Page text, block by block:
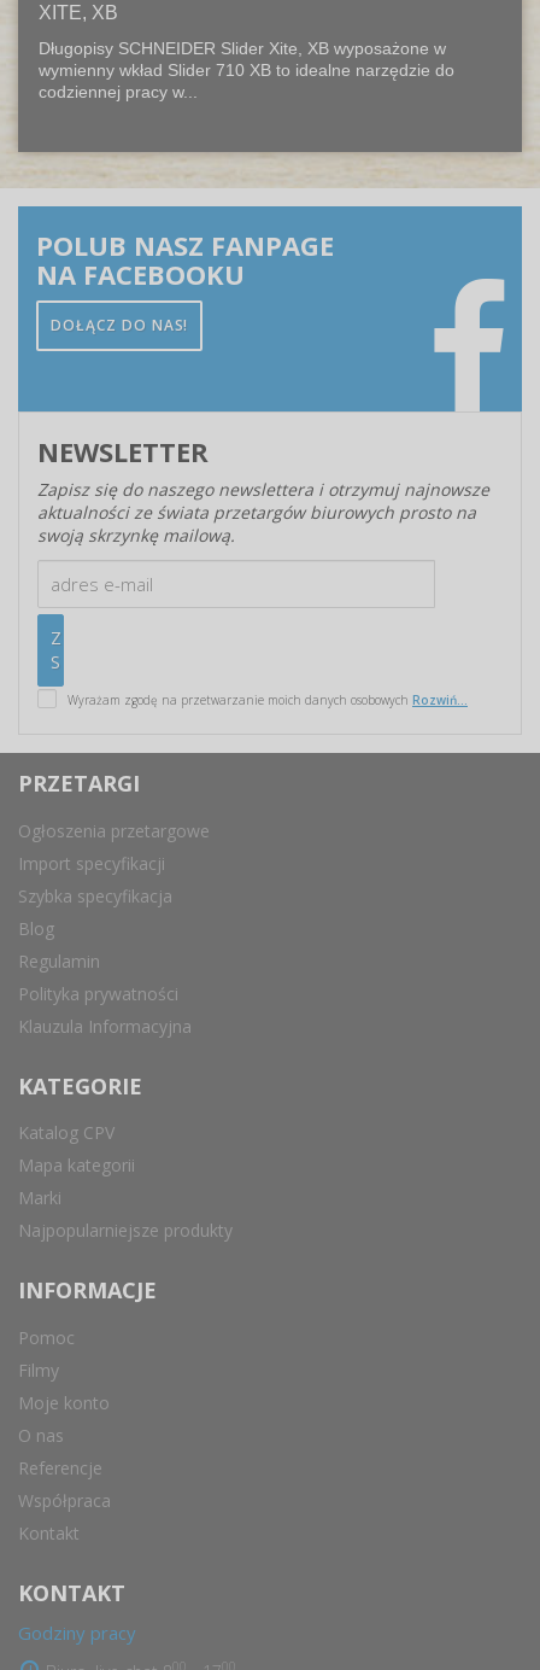
XITE, XB
Długopisy SCHNEIDER Slider Xite, XB wyposażone w
wymienny wkład Slider 710 XB to idealne narzędzie do
codziennej pracy w...
POLUB NASZ FANPAGE
NA FACEBOOKU
DOŁĄCZ DO NAS!
NEWSLETTER
Zapisz się do naszego newslettera i otrzymuj najnowsze
aktualności ze świata przetargów biurowych prosto na
swoją skrzynkę mailową.
Wyrażam zgodę na przetwarzanie moich danych osobowych Rozwiń...
PRZETARGI
Ogłoszenia przetargowe
Import specyfikacji
Szybka specyfikacja
Blog
Regulamin
Polityka prywatności
Klauzula Informacyjna
KATEGORIE
Katalog CPV
Mapa kategorii
Marki
Najpopularniejsze produkty
INFORMACJE
Pomoc
Filmy
Moje konto
O nas
Referencje
Współpraca
Kontakt
KONTAKT
Godziny pracy